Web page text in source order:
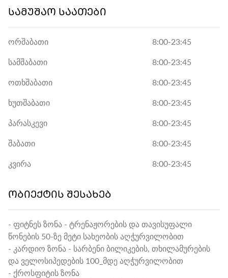
ᲡᲐᲛᲣᲨᲐᲝ ᲡᲐᲐᲗᲔᲑᲘ
ორშაბათი 8:00-23:45
სამშაბათი 8:00-23:45
ოთხშაბათი 8:00-23:45
ხუთშაბათი 8:00-23:45
პარასკევი 8:00-23:45
შაბათი 8:00-23:45
კვირა 8:00-23:45
ᲝᲑᲘᲔᲥᲢᲘᲡ ᲨᲔᲡᲐᲮᲔᲑ
- ფიტნეს ზონა - ტრენაჟორების და თავისუფალი
წონების 50-ზე მეტი სახეობის აღჭურვილობით
- კარდიო ზონა - სარბენი ბილიკების, თხილამურების
და ველოსიპედების 100_მდე აღჭურვილობით
- ქროსფიტის ზონა